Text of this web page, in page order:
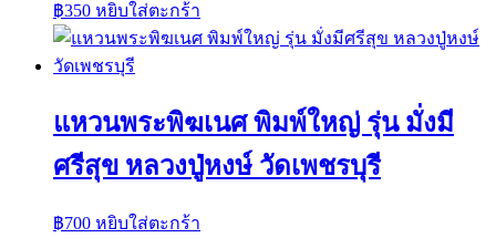
฿350 หยิบใส่ตะกร้า
แหวนพระพิฆเนศ พิมพ์ใหญ่ รุ่น มั่งมี
ศรีสุข หลวงปู่หงษ์ วัดเพชรบุรี
฿700 หยิบใส่ตะกร้า